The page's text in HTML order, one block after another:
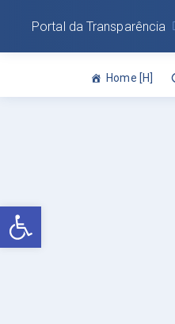
Abrir a barra
Home [H]
Portal da Transparência